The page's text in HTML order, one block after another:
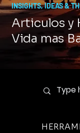
INSIGHTS, IDEAS &
Articulos y
Vida mas